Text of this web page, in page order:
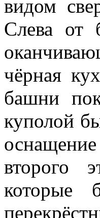
видом
Слева от
чёрная
башни
куполой
второго
которые